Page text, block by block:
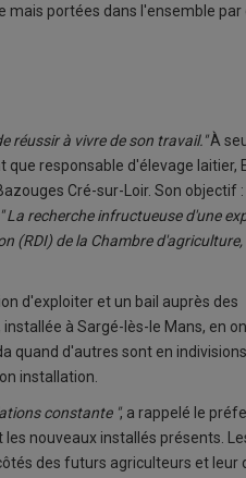
portées dans l'ensemble par
réussir à vivre de son travail."À
responsable d'élevage laitier,
Cré-sur-Loir. Son objectif
" La recherche infructueuse d'une
(RDI) de la Chambre
d'exploiter et un bail auprès des
à Sargé-lès-le Mans, en
quand d'autres sont en
installation.
constante ", a rappelé le
nouveaux installés présents.
des futurs agriculteurs et leur